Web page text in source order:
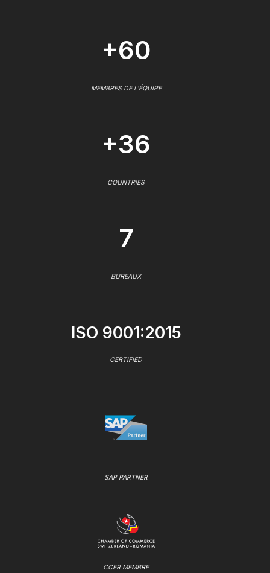
+60
MEMBRES DE L'ÉQUIPE
+36
COUNTRIES
7
BUREAUX
ISO 9001:2015
CERTIFIED
SAP PARTNER
CCER MEMBRE